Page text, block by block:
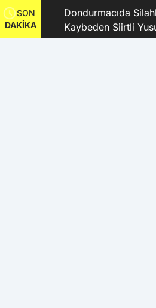
SON
DAKİKA
Dondurmacıda Silahlı
Kaybeden Siirtli
ve 9 Şüpheli